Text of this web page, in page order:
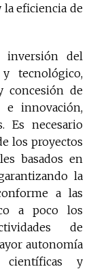
eficiencia de
inversión del
tecnológico,
concesión de
e innovación,
Es necesario
los proyectos
basados en
la
a las
a poco los
de
autonomía
científicas y